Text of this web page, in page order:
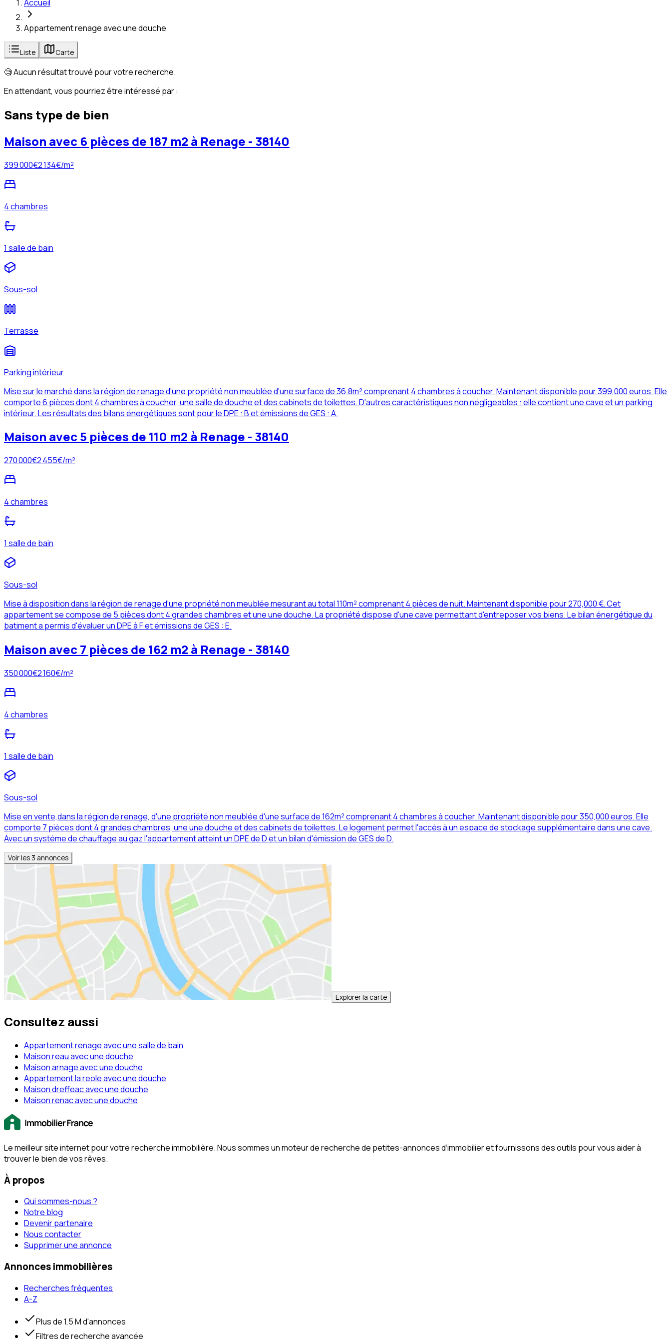
Accueil
Appartement renage avec une douche
Liste Carte
🧐 Aucun résultat trouvé pour votre recherche.
En attendant, vous pourriez être intéressé par :
Sans type de bien
Maison avec 6 pièces de 187 m2 à Renage - 38140
399 000€2 134€/m²
4 chambres
1 salle de bain
Sous-sol
Terrasse
Parking intérieur
Mise sur le marché dans la région de renage d'une propriété non meublée d'une surface de 36.8m² comprenant 4 chambres à coucher. Maintenant disponible pour 399,000 euros. Elle
comporte 6 pièces dont 4 chambres à coucher, une salle de douche et des cabinets de toilettes. D'autres caractéristiques non négligeables : elle contient une cave et un parking
intérieur. Les résultats des bilans énergétiques sont pour le DPE : B et émissions de GES : A.
Maison avec 5 pièces de 110 m2 à Renage - 38140
270 000€2 455€/m²
4 chambres
1 salle de bain
Sous-sol
Mise à disposition dans la région de renage d'une propriété non meublée mesurant au total 110m² comprenant 4 pièces de nuit. Maintenant disponible pour 270,000 €. Cet
appartement se compose de 5 pièces dont 4 grandes chambres et une une douche. La propriété dispose d'une cave permettant d'entreposer vos biens. Le bilan énergétique du
batiment a permis d'évaluer un DPE à F et émissions de GES : E.
Maison avec 7 pièces de 162 m2 à Renage - 38140
350 000€2 160€/m²
4 chambres
1 salle de bain
Sous-sol
Mise en vente,dans la région de renage, d'une propriété non meublée d'une surface de 162m² comprenant 4 chambres à coucher. Maintenant disponible pour 350,000 euros. Elle
comporte 7 pièces dont 4 grandes chambres, une une douche et des cabinets de toilettes. Le logement permet l'accès à un espace de stockage supplémentaire dans une cave.
Avec un système de chauffage au gaz l'appartement atteint un DPE de D et un bilan d'émission de GES de D.
Voir les 3 annonces
Explorer la carte
Consultez aussi
Appartement renage avec une salle de bain
Maison reau avec une douche
Maison arnage avec une douche
Appartement la reole avec une douche
Maison dreffeac avec une douche
Maison renac avec une douche
Le meilleur site internet pour votre recherche immobilière. Nous sommes un moteur de recherche de petites-annonces d‘immobilier et fournissons des outils pour vous aider à
trouver le bien de vos rêves.
À propos
Qui sommes-nous ?
Notre blog
Devenir partenaire
Nous contacter
Supprimer une annonce
Annonces immobilières
Recherches fréquentes
A-Z
Plus de 1,5 M d'annonces
Filtres de recherche avancée